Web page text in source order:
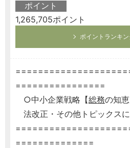
ポイント
1,265,705ポイント
ポイントランキン
================
○中小企業戦略【総務の知
法改正・その他トピック
==============